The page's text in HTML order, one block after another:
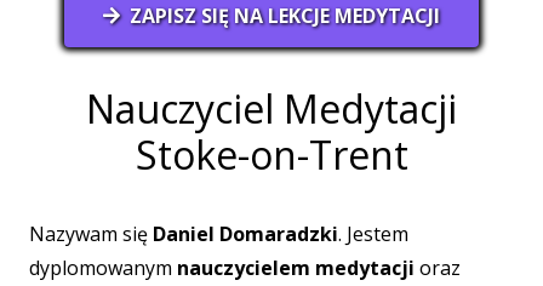
ZAPISZ SIĘ NA LEKCJE MEDYTACJI
Nauczyciel Medytacji
Stoke-on-Trent
Nazywam się Daniel Domaradzki. Jestem
dyplomowanym nauczycielem medytacji oraz